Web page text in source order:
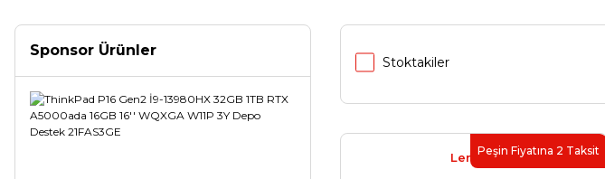
Sponsor Ürünler
Stoktakiler
Peşin Fiyatına 2 Taksit
Lenovo